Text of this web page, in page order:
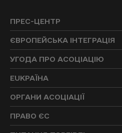
ПРЕС-ЦЕНТР
ЄВРОПЕЙСЬКА ІНТЕГРАЦІЯ
УГОДА ПРО АСОЦІАЦІЮ
EUKРАЇНА
ОРГАНИ АСОЦІАЦІЇ
ПРАВО ЄС